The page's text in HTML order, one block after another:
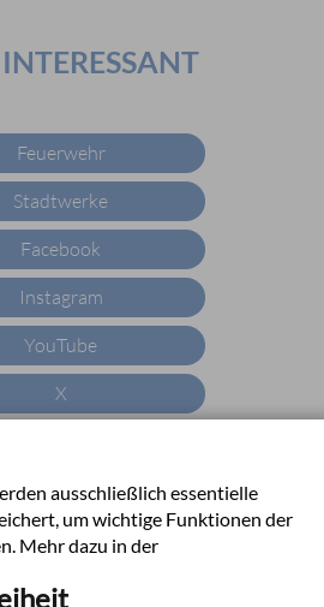
Feuerwehr
Stadtwerke
Facebook
Instagram
YouTube
X
WhatsApp
|Datenschutzerklärung
ausschließlich essentielle
um wichtige Funktionen der
Mehr dazu in der